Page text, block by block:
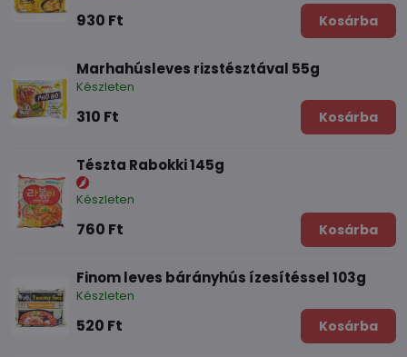
930 Ft Kosárba
Marhahúsleves rizstésztával 55g
Készleten
310 Ft Kosárba
Tészta Rabokki 145g
Készleten
760 Ft Kosárba
Finom leves bárányhús ízesítéssel 103g
Készleten
520 Ft Kosárba